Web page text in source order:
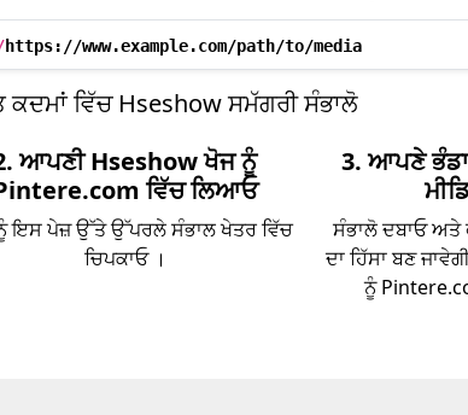
https://www.example.com/path/to/media
ਕਦਮਾਂ ਵਿੱਚ Hseshow ਸਮੱਗਰੀ ਸੰਭਾਲੋ
ਆਪਣੀ Hseshow ਖੋਜ ਨੂੰ
ਵਿੱਚ ਲਿਆਓ
ਇਸ ਪੇਜ਼ ਉੱਤੇ ਉੱਪਰਲੇ ਸੰਭਾਲ ਖੇਤਰ ਵਿੱਚ
ਚਿਪਕਾਓ ।
3. ਆਪਣੇ
ਸੰਭਾਲੋ ਦਬਾਓ ਅਤੇ
ਦਾ ਹਿੱਸਾ ਬਣ
ਨੂੰ